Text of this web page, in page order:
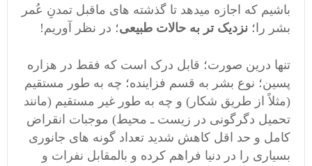
باشیم که اجازه میدهد تا گذشته های ماقبل تمدنِ عُمر
بشر را؛ نزدیک تر به حالات طبیعی؛ در نظر آوریم!
تنها درین صورت؛ قابل درک است که فقط در هزاره
پسین؛ نوع بشر به قسم فزاینده؛ چه به طور مستقیم
(مثلاً از طریق شکار) و چه به طور غیر مستقیم (مانند
تحمیل دگرگونی در زیست ـ محیط) موجبات انقراض
کامل و حد اقل کاهش شدید تعداد گونه های جانوری
بسیاری را در دنیا فراهم کرده و بالمقابل نفرات و